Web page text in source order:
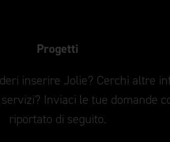
Progetti
inserire Jolie? Cerchi altre
Inviaci le tue domande
riportato di seguito.